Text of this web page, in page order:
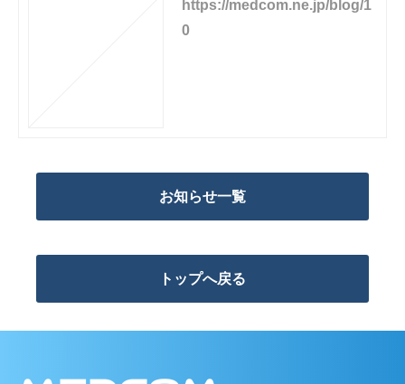
https://medcom.ne.jp/blog/1
0
お知らせ一覧
トップへ戻る